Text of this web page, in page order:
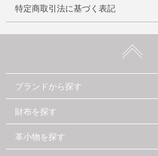
特定商取引法に基づく表記
ブランドから探す
財布を探す
革小物を探す